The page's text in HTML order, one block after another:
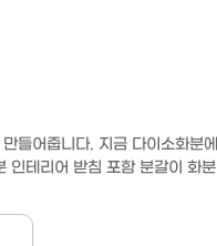
들어줍니다. 지금 다이소화분에
인테리어 받침 포함 분갈이 화분